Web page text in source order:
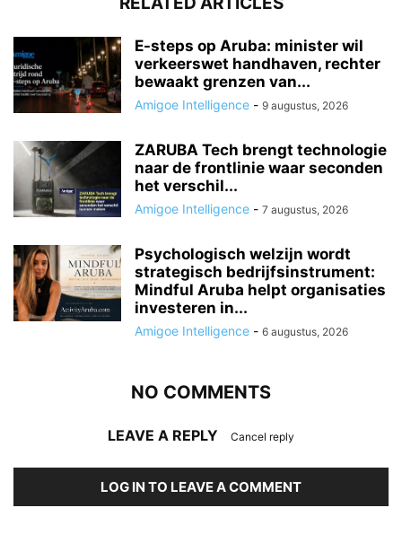
E-steps op Aruba: minister wil
verkeerswet handhaven, rechter
bewaakt grenzen van...
Amigoe Intelligence - 9 augustus, 2026
ZARUBA Tech brengt technologie
naar de frontlinie waar seconden
het verschil...
Amigoe Intelligence - 7 augustus, 2026
Psychologisch welzijn wordt
strategisch bedrijfsinstrument:
Mindful Aruba helpt organisaties
investeren in...
Amigoe Intelligence - 6 augustus, 2026
NO COMMENTS
LEAVE A REPLY Cancel reply
LOG IN TO LEAVE A COMMENT